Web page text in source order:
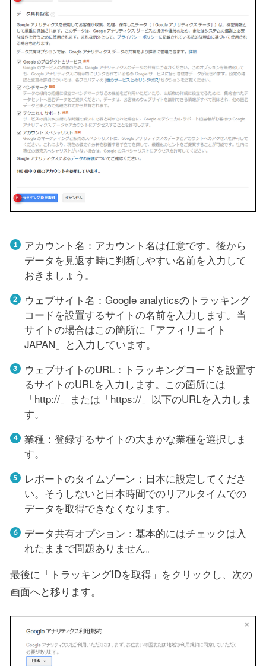
アカウント名：アカウント名は任意です。後から
データを見返す時に判断しやすい名前を入力して
おきましょう。
ウェブサイト名：Google analyticsのトラッキング
コードを設置するサイトの名前を入力します。当
サイトの場合はこの箇所に「アフィリエイト
JAPAN」と入力しています。
ウェブサイトのURL：トラッキングコードを設置す
るサイトのURLを入力します。この箇所には
「http://」または「https://」以下のURLを入力しま
す。
業種：登録するサイトの大まかな業種を選択しま
す。
レポートのタイムゾーン：日本に設定してくださ
い。そうしないと日本時間でのリアルタイムでの
データを取得できなくなります。
データ共有オプション：基本的にはチェックは入
れたままで問題ありません。
最後に「トラッキングIDを取得」をクリックし、次の
画面へと移ります。